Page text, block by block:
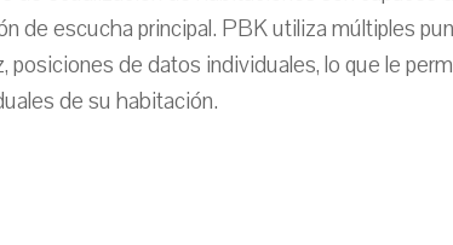
de escucha principal. PBK utiliza múltiples
posiciones de datos individuales, lo que le
de su habitación.